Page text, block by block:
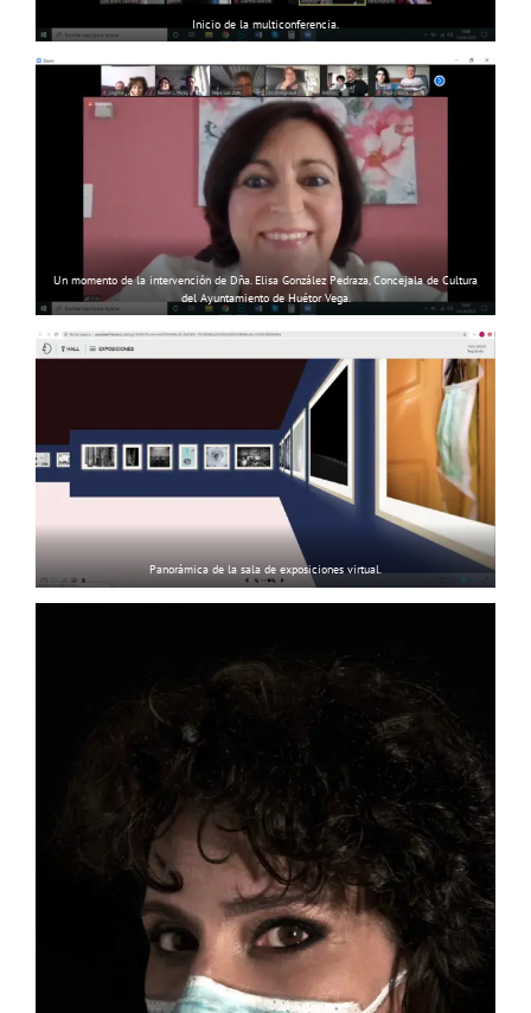
Inicio de la multiconferencia.
Un momento de la intervención de Dña. Elisa González Pedraza, Concejala de Cultura
del Ayuntamiento de Huétor Vega.
Panorámica de la sala de exposiciones virtual.